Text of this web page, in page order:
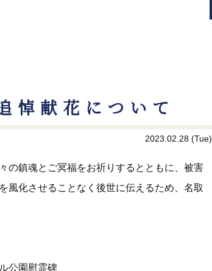
悼献花について
2023.02.28 (Tue)
の鎮魂とご冥福をお祈りするとともに、被害
風化させることなく後世に伝えるため、名取
公園慰霊碑